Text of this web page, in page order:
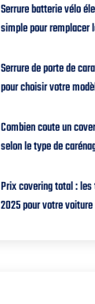
Serrure batterie vélo
simple pour remplacer
Serrure de porte de
pour choisir votre
Combien coute un
selon le type de
Prix covering total :
2025 pour votre voiture